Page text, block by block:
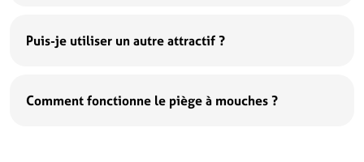
Puis-je utiliser un autre attractif ?
Comment fonctionne le piège à mouches ?